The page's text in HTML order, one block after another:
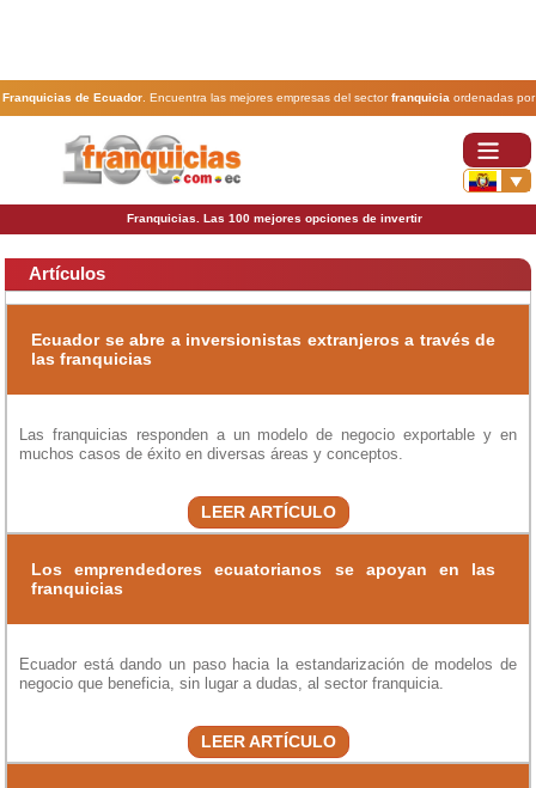
Franquicias de Ecuador. Encuentra las mejores empresas del sectorfranquicia ordenadas por
actividad. En www.100franquicias.com.ec encontrarás las más rentables, baratas y
Franquicias. Las 100 mejores opciones de invertir
Artículos
Ecuador se abre a inversionistas extranjeros a través de
las franquicias
Las franquicias responden a un modelo de negocio exportable y en
muchos casos de éxito en diversas áreas y conceptos.
LEER ARTÍCULO
Los emprendedores ecuatorianos se apoyan en las
franquicias
Ecuador está dando un paso hacia la estandarización de modelos de
negocio que beneficia, sin lugar a dudas, al sector franquicia.
LEER ARTÍCULO